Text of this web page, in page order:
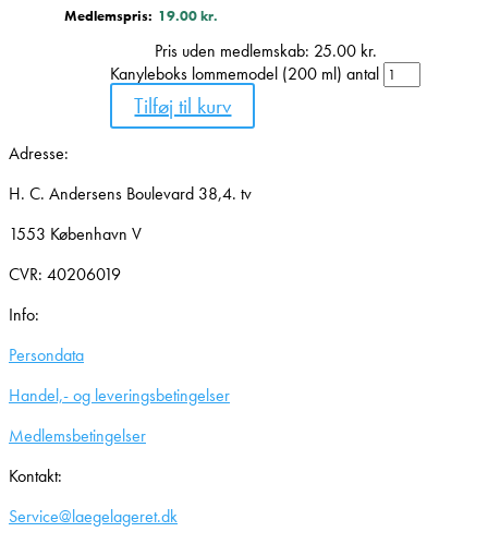
Medlemspris: 19.00kr.
Pris uden medlemskab: 25.00 kr.
Kanyleboks lommemodel (200 ml) antal
Tilføj til kurv
Adresse:
H. C. Andersens Boulevard 38,4. tv
1553 København V
CVR: 40206019
Info:
Persondata
Handel,- og leveringsbetingelser
Medlemsbetingelser
Kontakt:
Service@laegelageret.dk